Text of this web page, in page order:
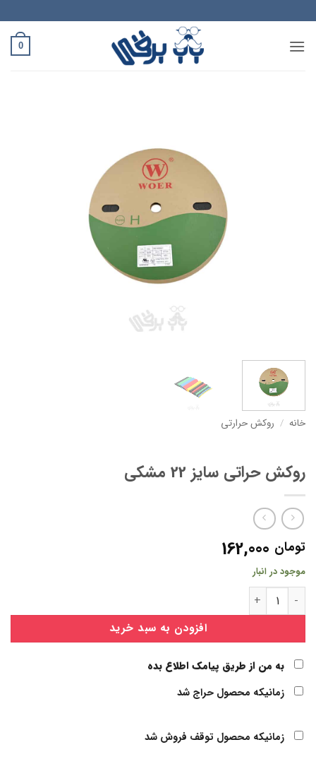
to
content
0
خانه / روکش حرارتی
روکش حراتی سایز 22 مشکی
تومان
موجود در انبار
روکش حراتی سایز 22 مشکی عدد
افزودن به سبد خرید
به من از طریق پیامک اطلاع بده
زمانیکه محصول حراج شد
زمانیکه محصول توقف فروش شد